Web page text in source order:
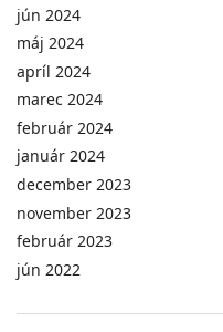
jún 2024
máj 2024
apríl 2024
marec 2024
február 2024
január 2024
december 2023
november 2023
február 2023
jún 2022